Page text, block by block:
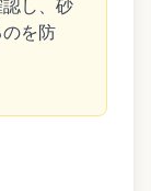
し、砂
を防